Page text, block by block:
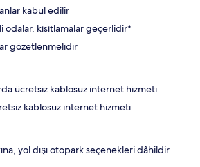
kabul edilir
odalar, kısıtlamalar geçerlidir*
gözetlenmelidir
ücretsiz kablosuz internet hizmeti
kablosuz internet hizmeti
yol dışı otopark seçenekleri dâhildir